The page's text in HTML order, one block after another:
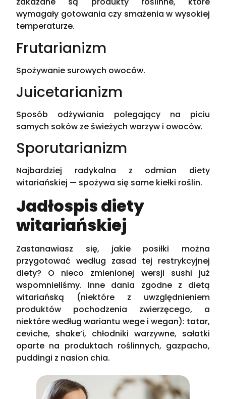
wymagały gotowania czy smażenia w wysokiej
temperaturze.
Frutarianizm
Spożywanie surowych owoców.
Juicetarianizm
Sposób odżywiania polegający na piciu
samych soków ze świeżych warzyw i owoców.
Sporutarianizm
Najbardziej radykalna z odmian diety
witariańskiej — spożywa się same kiełki roślin.
Jadłospis diety
witariańskiej
Zastanawiasz się, jakie posiłki można
przygotować według zasad tej restrykcyjnej
diety? O nieco zmienionej wersji sushi już
wspomnieliśmy. Inne dania zgodne z dietą
witariańską (niektóre z uwzględnieniem
produktów pochodzenia zwierzęcego, a
niektóre według wariantu wege i wegan): tatar,
ceviche, shake’i, chłodniki warzywne, sałatki
oparte na produktach roślinnych, gazpacho,
puddingi z nasion chia.